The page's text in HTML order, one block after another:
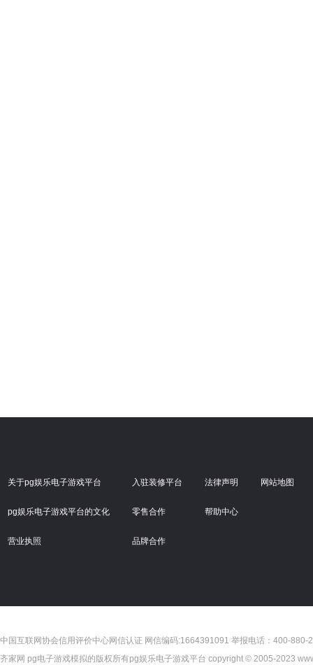
关于pg娱乐电子游戏平台
pg娱乐电子游戏平台的文化
营业执照
入驻装修平台
零售合作
品牌合作
法律声明
帮助中心
网站地图
中国互联网协会信用评价中心网信认证 网信编码:1664391091 举报电话：400-880-
齐家网 pg电子游戏模拟的版权所有pg娱乐电子游戏平台 copyright © 2005-2023